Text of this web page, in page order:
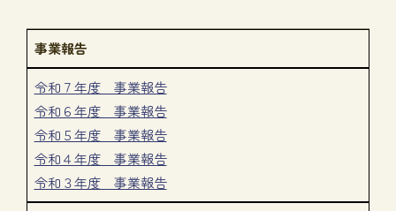
事業報告
令和７年度 事業報告
令和６年度 事業報告
令和５年度 事業報告
令和４年度 事業報告
令和３年度 事業報告